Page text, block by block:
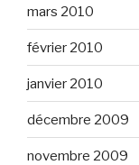
mars 2010
février 2010
janvier 2010
décembre 2009
novembre 2009